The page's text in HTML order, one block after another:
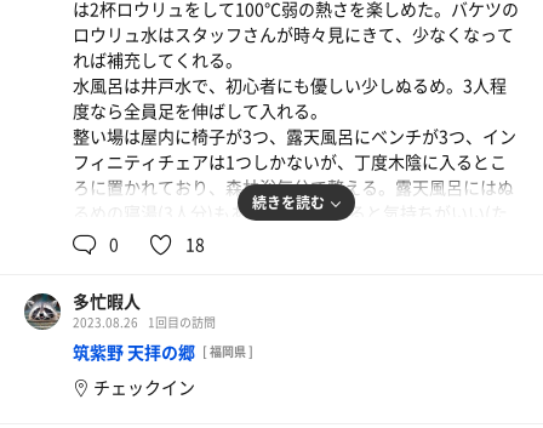
祐徳温泉グループの施設は県内に複数あるが、個人的には
ここが一番好き❤️
は2杯ロウリュをして100℃弱の熱さを楽しめた。バケツの
ロウリュ水はスタッフさんが時々見にきて、少なくなって
れば補充してくれる。
水風呂は井戸水で、初心者にも優しい少しぬるめ。3人程
度なら全員足を伸ばして入れる。
整い場は屋内に椅子が3つ、露天風呂にベンチが3つ、イン
フィニティチェアは1つしかないが、丁度木陰に入るとこ
ろに置かれており、森林浴気分で整える。露天風呂にはぬ
るめの寝湯(3人分)もあり、締めで入ると気持ちがいい(た
だし人気があるので空くのを待つ事多め)。
脱衣場には瓶牛乳や瓶ジュース(！)の自販機がある。特に
瓶のHI-Cは他所ではあまり見かけないので、ここにきたら
是非飲むべき。
併設の食堂は広座敷に座るスタイル。冷たくて美味しい茶
そば&冷奴+注文後に揚げ始めるサクサクの天ぷらが素晴ら
しい。
続きを読む
0 18
多忙暇人
2023.08.26 1回目の訪問
筑紫野 天拝の郷 [ 福岡県 ]
チェックイン